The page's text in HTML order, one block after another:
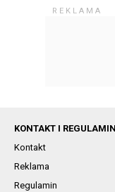
KONTAKT I
Kontakt
Reklama
Regulamin